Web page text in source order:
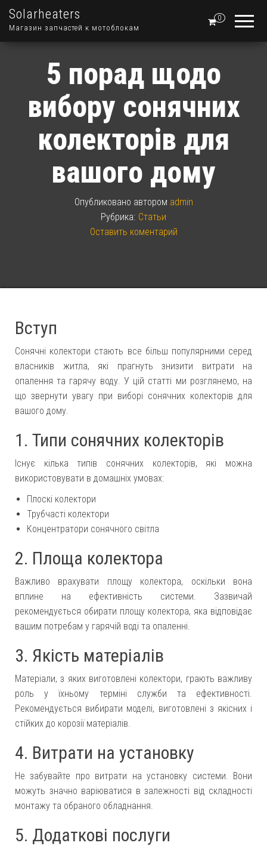
Solarheaters
Магазин запчастей к мотоблокам
0
5 порад щодо
вибору сонячних
колекторів для
вашого дому
Опубликовано автором admin
Рубрика: Статьи
Оставить коментарий
Вступ
Сонячні колектори стають все більш популярними серед
власників житла, які прагнуть знизити витрати на
опалення та гарячу воду. У цій статті ми розглянемо, на
що звернути увагу при виборі сонячних колекторів для
вашого дому.
1. Типи сонячних колекторів
Існує кілька типів сонячних колекторів, які можна
використовувати в домашніх умовах:
Плоскі колектори
Трубчасті колектори
Концентратори сонячного світла
2. Площа колектора
Важливо врахувати площу колектора, оскільки вона
вплине на ефективність системи. Зазвичай
рекомендується обирати площу колектора, яка відповідає
вашим потребам у гарячій воді та опаленні.
3. Якість матеріалів
Матеріали, з яких виготовлені колектори, грають важливу
роль у їхньому терміні служби та ефективності.
Рекомендується вибирати моделі, виготовлені з якісних і
стійких до корозії матеріалів.
4. Витрати на установку
Не забувайте про витрати на установку системи. Вони
можуть значно варіюватися в залежності від складності
монтажу та обраного обладнання.
5. Додаткові послуги